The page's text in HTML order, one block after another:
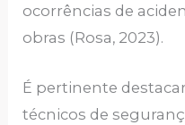
ocorrências de
obras (Rosa, 2023).
É pertinente
técnicos de